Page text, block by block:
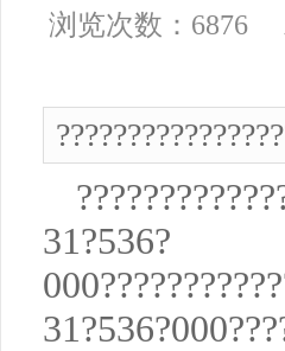
浏览次数：6876
31?536?